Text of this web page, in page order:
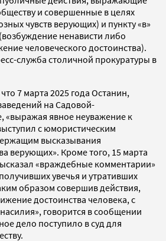
и совершенные в целях
чувств верующих) и пункту «в»
ненависти либо
человеческого достоинства).
служба столичной прокуратуры в
7 марта 2025 года Останин,
на Садовой-
«выражая явное неуважение к
с юмористическим
высказывания
верующих». Кроме того, 15 марта
«враждебные комментарии»
увечья и утративших
образом совершив действия,
достоинства человека, с
говорится в сообщении
дело поступило в суд для